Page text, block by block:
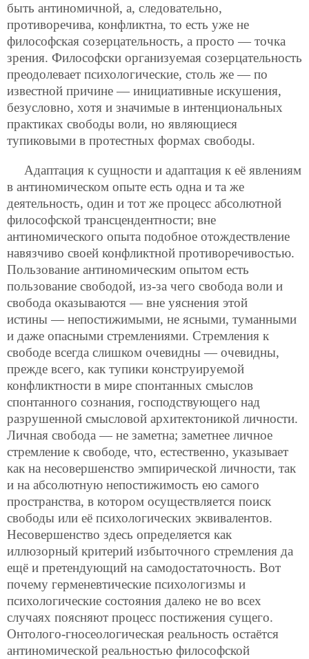
быть антиномичной, а, следовательно,
противоречива, конфликтна, то есть уже не
философская созерцательность, а просто — точка
зрения. Философски организуемая созерцательность
преодолевает психологические, столь же — по
известной причине — инициативные искушения,
безусловно, хотя и значимые в интенциональных
практиках свободы воли, но являющиеся
тупиковыми в протестных формах свободы.
Адаптация к сущности и адаптация к её явлениям
в антиномическом опыте есть одна и та же
деятельность, один и тот же процесс абсолютной
философской трансцендентности; вне
антиномического опыта подобное отождествление
навязчиво своей конфликтной противоречивостью.
Пользование антиномическим опытом есть
пользование свободой, из-за чего свобода воли и
свобода оказываются — вне уяснения этой
истины — непостижимыми, не ясными, туманными
и даже опасными стремлениями. Стремления к
свободе всегда слишком очевидны — очевидны,
прежде всего, как тупики конструируемой
конфликтности в мире спонтанных смыслов
спонтанного сознания, господствующего над
разрушенной смысловой архитектоникой личности.
Личная свобода — не заметна; заметнее личное
стремление к свободе, что, естественно, указывает
как на несовершенство эмпирической личности, так
и на абсолютную непостижимость ею самого
пространства, в котором осуществляется поиск
свободы или её психологических эквивалентов.
Несовершенство здесь определяется как
иллюзорный критерий избыточного стремления да
ещё и претендующий на самодостаточность. Вот
почему герменевтические психологизмы и
психологические состояния далеко не во всех
случаях поясняют процесс постижения сущего.
Онтолого-гносеологическая реальность остаётся
антиномической реальностью философской